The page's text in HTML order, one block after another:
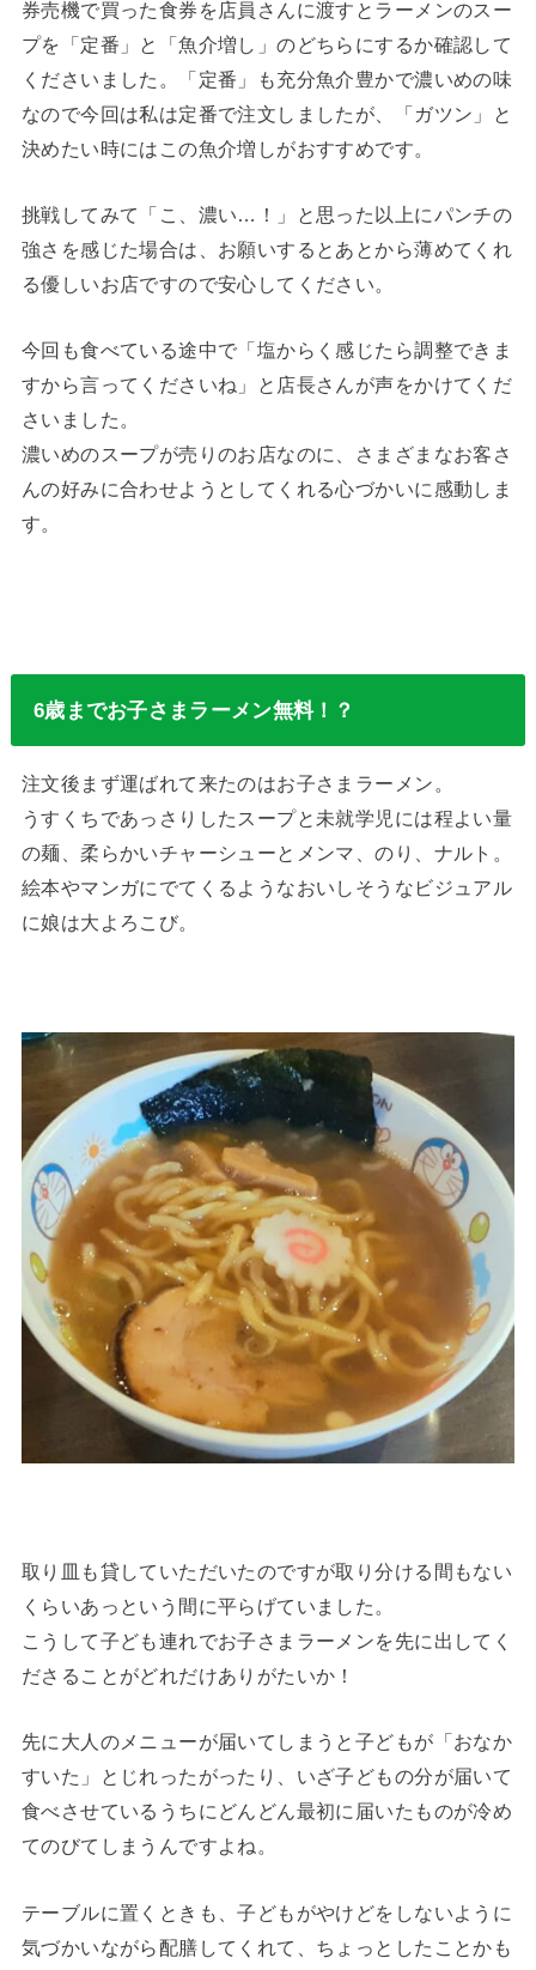
券売機で買った食券を店員さんに渡すとラーメンのスー
プを「定番」と「魚介増し」のどちらにするか確認して
くださいました。「定番」も充分魚介豊かで濃いめの味
なので今回は私は定番で注文しましたが、「ガツン」と
決めたい時にはこの魚介増しがおすすめです。
挑戦してみて「こ、濃い…！」と思った以上にパンチの
強さを感じた場合は、お願いするとあとから薄めてくれ
る優しいお店ですので安心してください。
今回も食べている途中で「塩からく感じたら調整できま
すから言ってくださいね」と店長さんが声をかけてくだ
さいました。
濃いめのスープが売りのお店なのに、さまざまなお客さ
んの好みに合わせようとしてくれる心づかいに感動しま
す。
6歳までお子さまラーメン無料！？
注文後まず運ばれて来たのはお子さまラーメン。
うすくちであっさりしたスープと未就学児には程よい量
の麺、柔らかいチャーシューとメンマ、のり、ナルト。
絵本やマンガにでてくるようなおいしそうなビジュアル
に娘は大よろこび。
取り皿も貸していただいたのですが取り分ける間もない
くらいあっという間に平らげていました。
こうして子ども連れでお子さまラーメンを先に出してく
ださることがどれだけありがたいか！
先に大人のメニューが届いてしまうと子どもが「おなか
すいた」とじれったがったり、いざ子どもの分が届いて
食べさせているうちにどんどん最初に届いたものが冷め
てのびてしまうんですよね。
テーブルに置くときも、子どもがやけどをしないように
気づかいながら配膳してくれて、ちょっとしたことかも